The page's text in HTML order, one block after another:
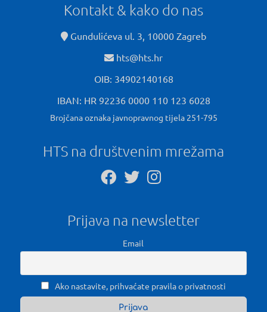
Kontakt & kako do nas
Gundulićeva ul. 3, 10000 Zagreb
hts@hts.hr
OIB: 34902140168
IBAN: HR 92236 0000 110 123 6028
Brojčana oznaka javnopravnog tijela 251-795
HTS na društvenim mrežama
Prijava na newsletter
Email
Ako nastavite, prihvaćate pravila o privatnosti